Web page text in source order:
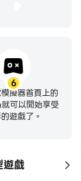
6
擬器首頁上的
可以開始享受
遊戲了。
戲 to